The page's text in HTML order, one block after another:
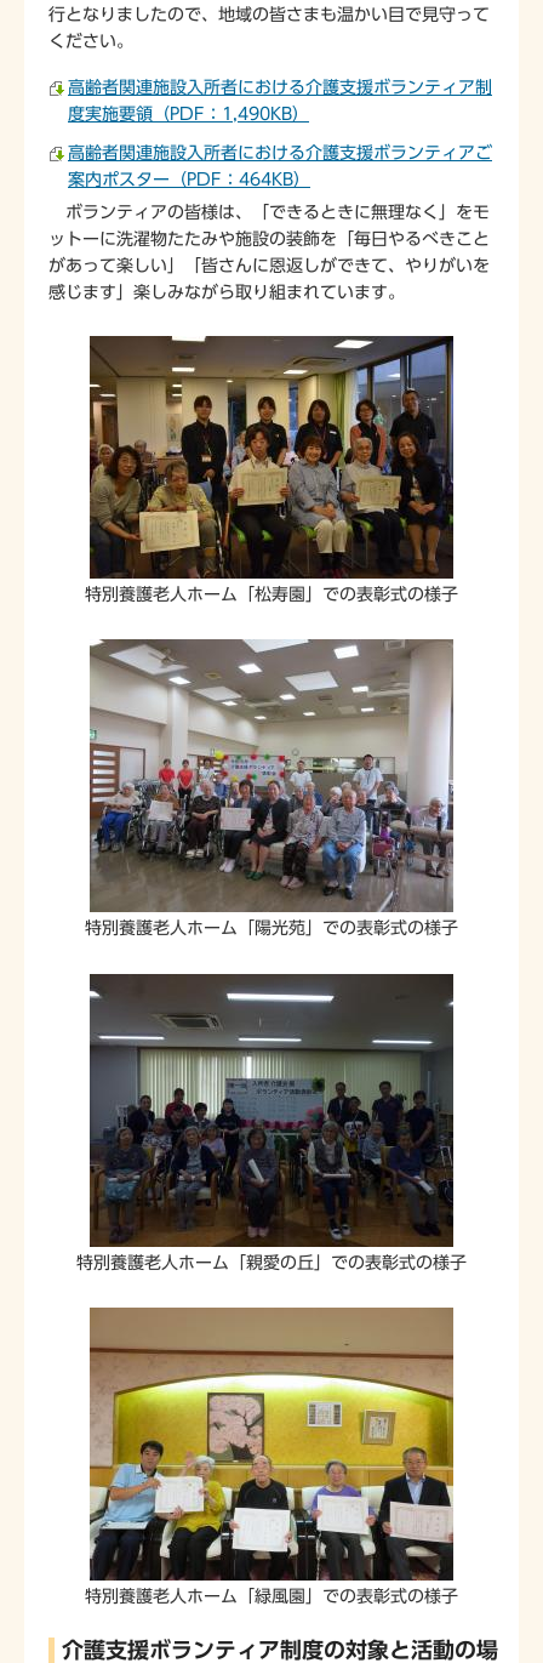
行となりましたので、地域の皆さまも温かい目で見守って
ください。
高齢者関連施設入所者における介護支援ボランティア制
度実施要領（PDF：1,490KB）
高齢者関連施設入所者における介護支援ボランティアご
案内ポスター（PDF：464KB）
ボランティアの皆様は、「できるときに無理なく」をモ
ットーに洗濯物たたみや施設の装飾を「毎日やるべきこと
があって楽しい」「皆さんに恩返しができて、やりがいを
感じます」楽しみながら取り組まれています。
特別養護老人ホーム「松寿園」での表彰式の様子
特別養護老人ホーム「陽光苑」での表彰式の様子
特別養護老人ホーム「親愛の丘」での表彰式の様子
特別養護老人ホーム「緑風園」での表彰式の様子
介護支援ボランティア制度の対象と活動の場